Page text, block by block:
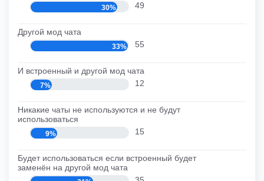
30% 49
Другой мод чата
33% 55
И встроенный и другой мод чата
7% 12
Никакие чаты не используются и не будут
использоваться
9% 15
Будет использоваться если встроенный будет
заменён на другой мод чата